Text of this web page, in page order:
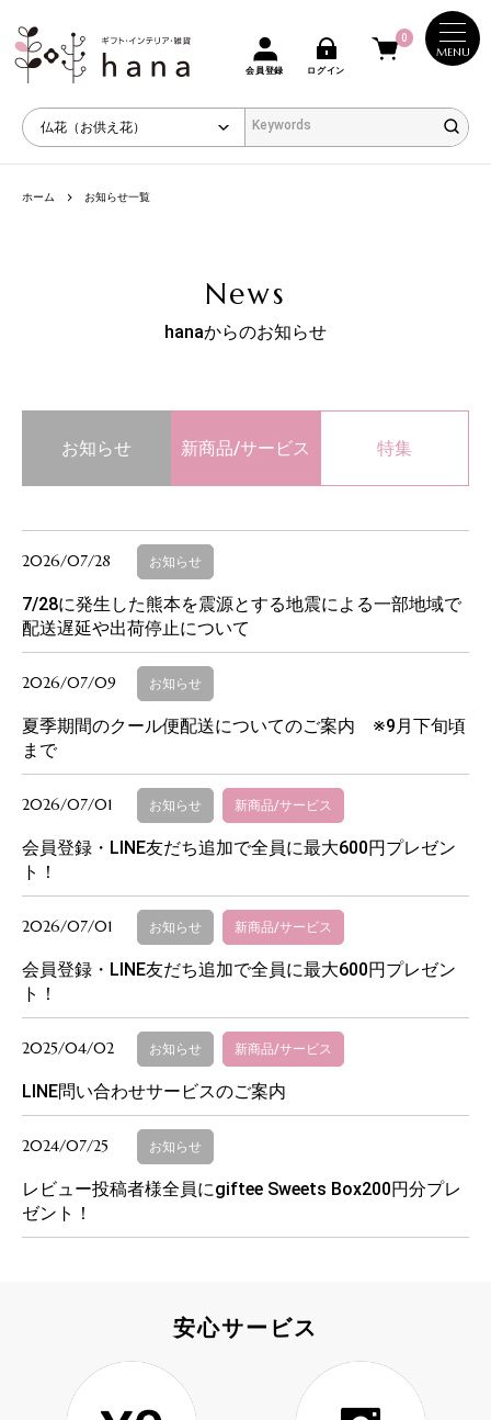
MENU
会員登録 ログイン
0
ホーム お知らせ一覧
News
hanaからのお知らせ
お知らせ 新商品/サービス 特集
2026/07/28 お知らせ
7/28に発生した熊本を震源とする地震による一部地域で
配送遅延や出荷停止について
2026/07/09 お知らせ
夏季期間のクール便配送についてのご案内 ※9月下旬頃
まで
2026/07/01 お知らせ 新商品/サービス
会員登録・LINE友だち追加で全員に最大600円プレゼン
ト！
2026/07/01 お知らせ 新商品/サービス
会員登録・LINE友だち追加で全員に最大600円プレゼン
ト！
2025/04/02 お知らせ 新商品/サービス
LINE問い合わせサービスのご案内
2024/07/25 お知らせ
レビュー投稿者様全員にgiftee Sweets Box200円分プレ
ゼント！
安心サービス